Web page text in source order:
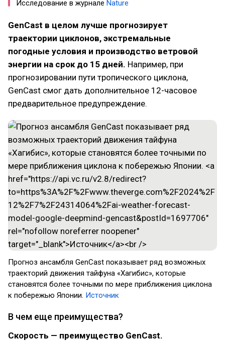
Исследование в журнале Nature
GenCast в целом лучше прогнозирует
траектории циклонов, экстремальные
погодные условия и производство ветровой
энергии на срок до 15 дней. Например, при
прогнозировании пути тропического циклона,
GenCast смог дать дополнительное 12-часовое
предварительное предупреждение.
Прогноз ансамбля GenCast показывает ряд возможных
траекторий движения тайфуна «Хагибис», которые
становятся более точными по мере приближения циклона
к побережью Японии. Источник
В чем еще преимущества?
Скорость — преимущество GenCast.